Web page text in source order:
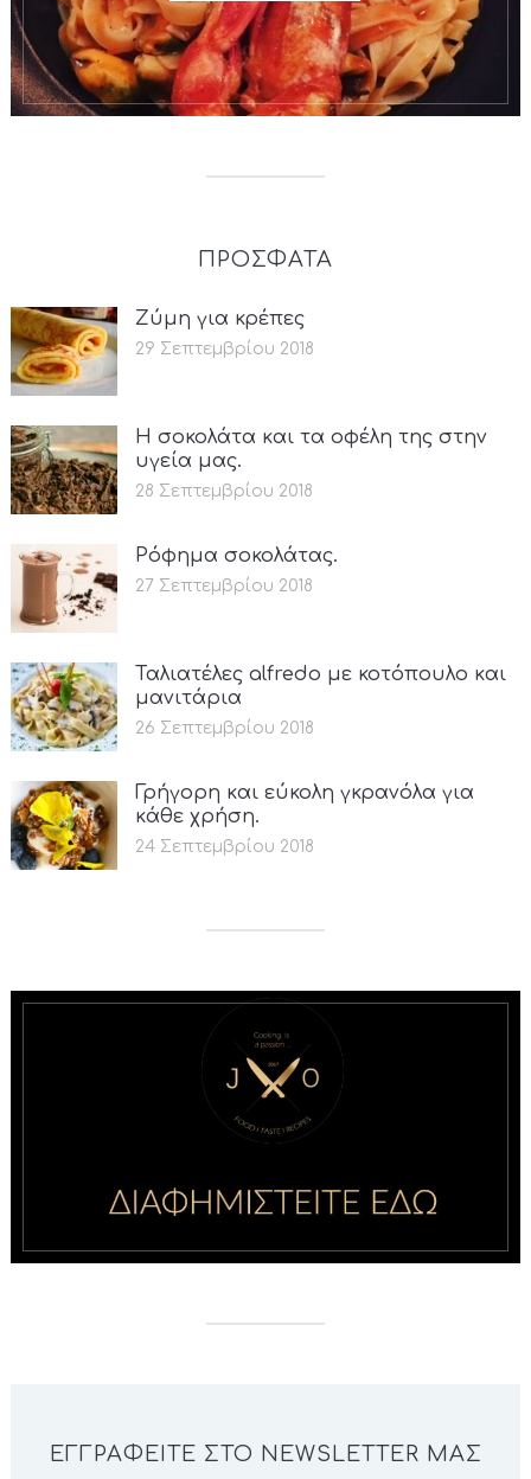
ΠΡΟΣΦΑΤΑ
Ζύμη για κρέπες
29 Σεπτεμβρίου 2018
Η σοκολάτα και τα οφέλη της στην
υγεία μας.
28 Σεπτεμβρίου 2018
Ρόφημα σοκολάτας.
27 Σεπτεμβρίου 2018
Ταλιατέλες alfredo με κοτόπουλο και
μανιτάρια
26 Σεπτεμβρίου 2018
Γρήγορη και εύκολη γκρανόλα για
κάθε χρήση.
24 Σεπτεμβρίου 2018
ΕΓΓΡΑΦΕΊΤΕ ΣΤΟ NEWSLETTER ΜΑΣ